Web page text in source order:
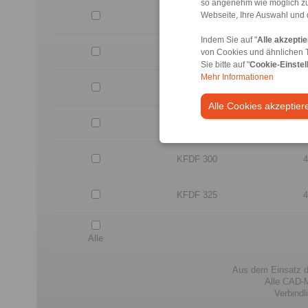
so angenehm wie möglich
Webseite, Ihre Auswahl
Indem Sie auf "Alle
von Cookies und ähnlichen
Sie bitte auf "Cookie-
Mehr Informationen
Alle Cookies
KFDF 220
KFDF 240
KFDF 280
KFDF 300
KFDF 325
Alle
Aus dem Einsatz
Alle CAD-